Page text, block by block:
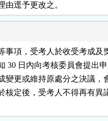
由逕予更改之。
事項，受考人於收受考成及
30 日內向考核委員會提出
變更或維持原處分之決議，
核定後，受考人不得再有異